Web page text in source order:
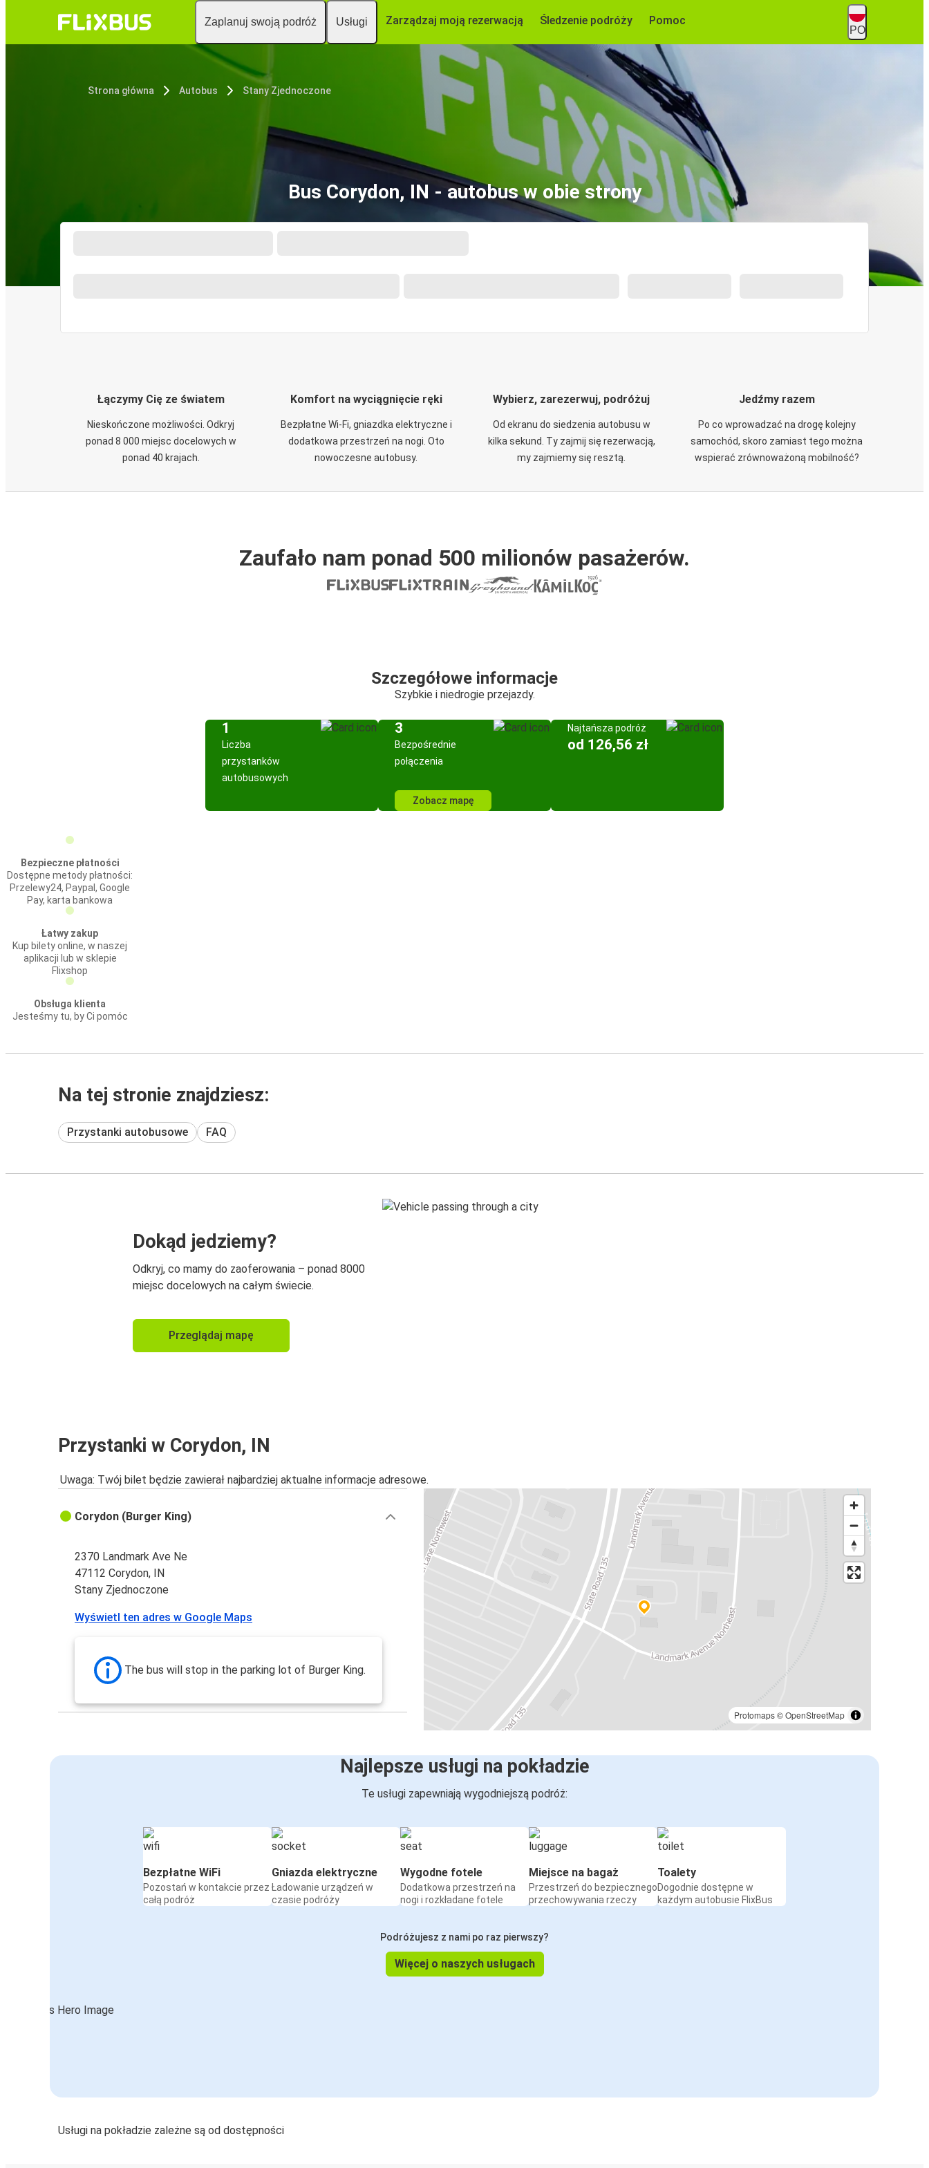
Zaplanuj swoją podróż Usługi Zarządzaj moją rezerwacją Śledzenie podróży Pomoc
PO
Strona główna Autobus Stany Zjednoczone
Bus Corydon, IN - autobus w obie strony
Łączymy Cię ze światem
Nieskończone możliwości. Odkryj
ponad 8 000 miejsc docelowych w
ponad 40 krajach.
Komfort na wyciągnięcie ręki
Bezpłatne Wi-Fi, gniazdka elektryczne i
dodatkowa przestrzeń na nogi. Oto
nowoczesne autobusy.
Wybierz, zarezerwuj, podróżuj
Od ekranu do siedzenia autobusu w
kilka sekund. Ty zajmij się rezerwacją,
my zajmiemy się resztą.
Jedźmy razem
Po co wprowadzać na drogę kolejny
samochód, skoro zamiast tego można
wspierać zrównoważoną mobilność?
Zaufało nam ponad 500 milionów pasażerów.
Szczegółowe informacje
Szybkie i niedrogie przejazdy.
1
Liczba
przystanków
autobusowych
3
Bezpośrednie
połączenia
Zobacz mapę
Najtańsza podróż
od 126,56 zł
Bezpieczne płatności
Dostępne metody płatności:
Przelewy24, Paypal, Google
Pay, karta bankowa
Łatwy zakup
Kup bilety online, w naszej
aplikacji lub w sklepie
Flixshop
Obsługa klienta
Jesteśmy tu, by Ci pomóc
Na tej stronie znajdziesz:
Przystanki autobusowe FAQ
Dokąd jedziemy?
Odkryj, co mamy do zaoferowania – ponad 8000
miejsc docelowych na całym świecie.
Przeglądaj mapę
Przystanki w Corydon, IN
Uwaga: Twój bilet będzie zawierał najbardziej aktualne informacje adresowe.
Protomaps©OpenStreetMap
Corydon (Burger King)
2370 Landmark Ave Ne
47112 Corydon, IN
Stany Zjednoczone
Wyświetl ten adres w Google Maps
The bus will stop in the parking lot of Burger King.
Najlepsze usługi na pokładzie
Te usługi zapewniają wygodniejszą podróż:
Bezpłatne WiFi
Pozostań w kontakcie przez
całą podróż
Gniazda elektryczne
Ładowanie urządzeń w
czasie podróży
Wygodne fotele
Dodatkowa przestrzeń na
nogi i rozkładane fotele
Miejsce na bagaż
Przestrzeń do bezpiecznego
przechowywania rzeczy
Toalety
Dogodnie dostępne w
każdym autobusie FlixBus
Podróżujesz z nami po raz pierwszy?
Więcej o naszych usługach
Usługi na pokładzie zależne są od dostępności